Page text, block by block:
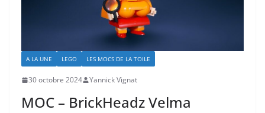
A LA UNE LEGO LES MOCS DE LA TOILE
30 octobre 2024 Yannick Vignat
MOC – BrickHeadz Velma